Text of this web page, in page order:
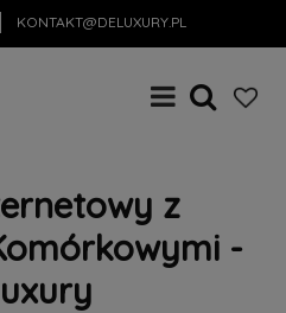
KONTAKT@DELUXURY.PL
z
-